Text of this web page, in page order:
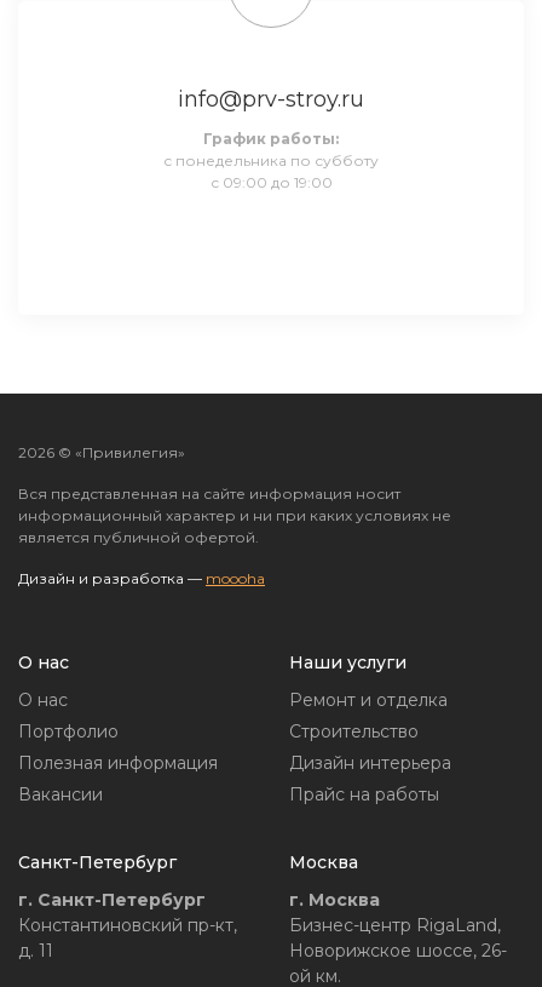
info@prv-stroy.ru
График работы:
с понедельника по субботу
с 09:00 до 19:00
2026 © «Привилегия»
Вся представленная на сайте информация носит
информационный характер и ни при каких условиях не
является публичной офертой.
Дизайн и разработка — moooha
О нас
О нас
Портфолио
Полезная информация
Вакансии
Наши услуги
Ремонт и отделка
Строительство
Дизайн интерьера
Прайс на работы
Санкт-Петербург
г. Санкт-Петербург
Константиновский пр-кт,
д. 11
Москва
г. Москва
Бизнес-центр RigaLand,
Новорижское шоссе, 26-
ой км.